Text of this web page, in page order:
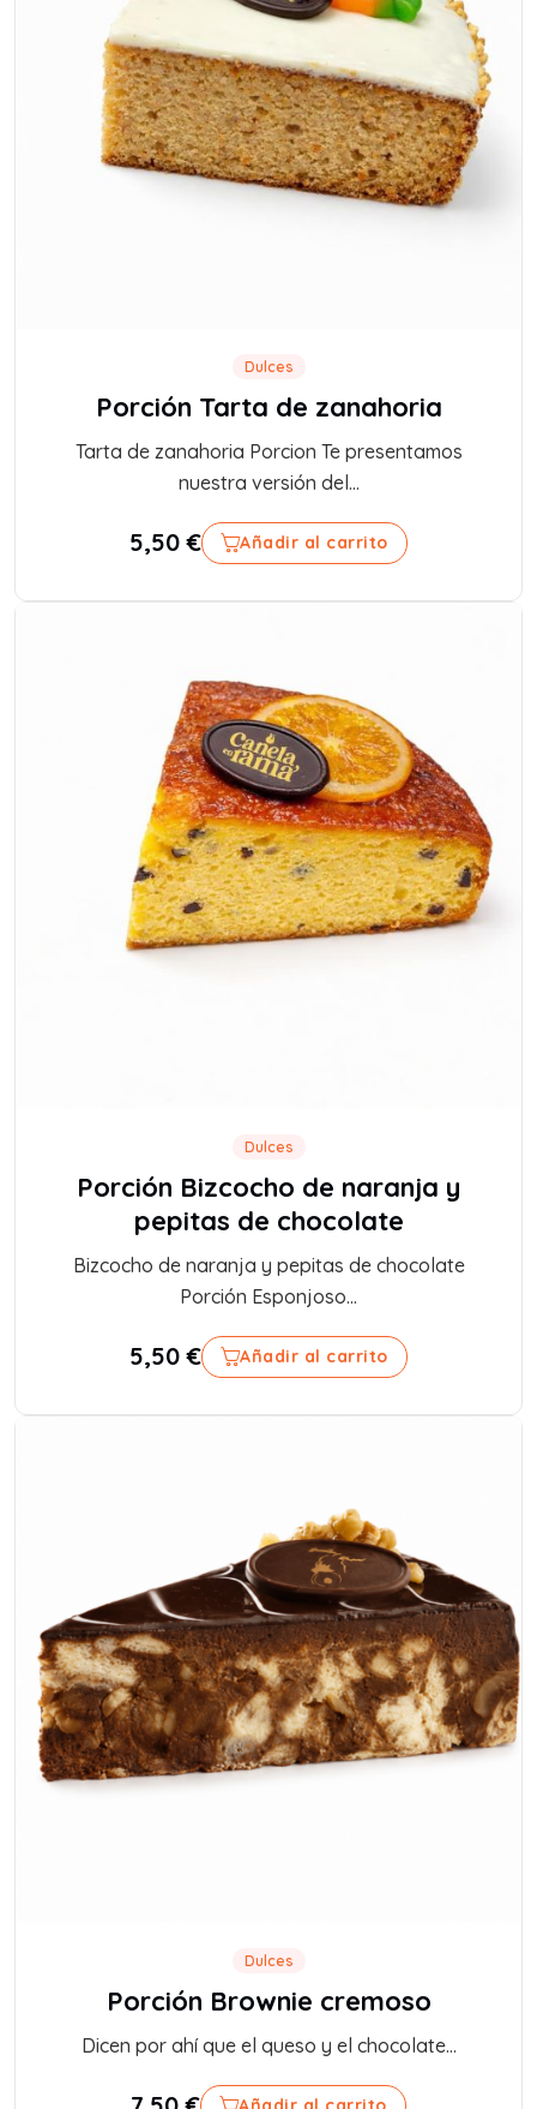
Dulces
Porción Tarta de zanahoria
Tarta de zanahoria Porcion Te presentamos
nuestra versión del...
5,50€ Añadir al carrito
Dulces
Porción Bizcocho de naranja y
pepitas de chocolate
Bizcocho de naranja y pepitas de chocolate
Porción Esponjoso...
5,50€ Añadir al carrito
Dulces
Porción Brownie cremoso
Dicen por ahí que el queso y el chocolate...